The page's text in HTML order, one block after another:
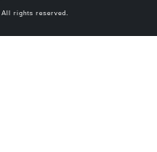
rights reserved.